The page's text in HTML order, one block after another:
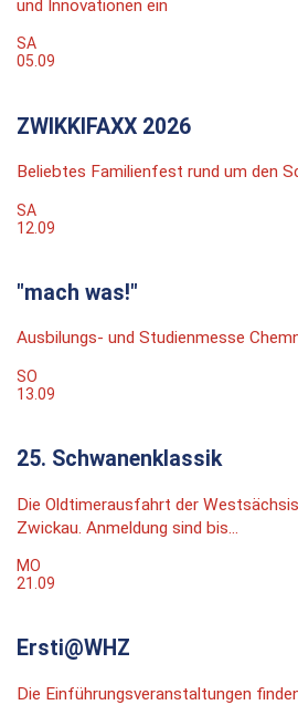
und Innovationen ein
SA
05.09
ZWIKKIFAXX 2026
Beliebtes Familienfest rund um den
SA
12.09
"mach was!"
Ausbilungs- und Studienmesse
SO
13.09
25. Schwanenklassik
Die Oldtimerausfahrt der
Zwickau. Anmeldung sind bis...
MO
21.09
Ersti@WHZ
Die Einführungsveranstaltungen